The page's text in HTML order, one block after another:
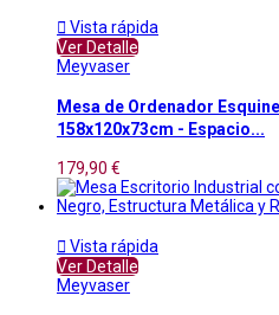
 Vista rápida
Ver Detalle
Meyvaser
Mesa de Ordenador
158x120x73cm - Espacio...
179,90 €
 Vista rápida
Ver Detalle
Meyvaser